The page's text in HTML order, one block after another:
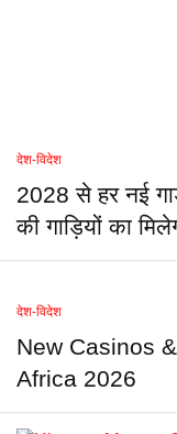
देश-विदेश
2028 से हर नई
की गाड़ियों का
देश-विदेश
New Casinos
Africa 2026